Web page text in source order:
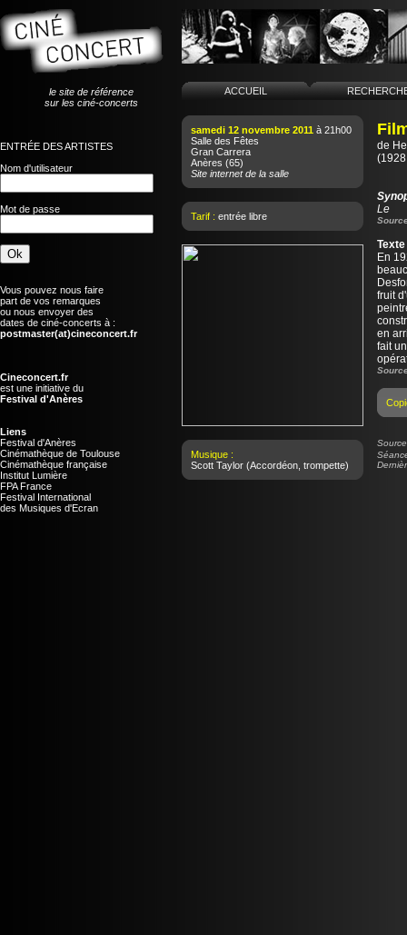
le site de référence
sur les ciné-concerts
ENTRÉE DES ARTISTES
Nom d'utilisateur
Mot de passe
Vous pouvez nous faire
part de vos remarques
ou nous envoyer des
dates de ciné-concerts à :
postmaster(at)cineconcert.fr
Cineconcert.fr
est une initiative du
Festival d'Anères
Liens
Festival d'Anères
Cinémathèque de Toulouse
Cinémathèque française
Institut Lumière
FPA France
Festival International
des Musiques d'Ecran
ACCUEIL
samedi 12 novembre 2011 à 21h00
Salle des Fêtes
Gran Carrera
Anères (65)
Site internet de la salle
Tarif : entrée libre
Musique :
Scott Taylor (Accordéon, trompette)
de
Le
En
fruit
en
fait